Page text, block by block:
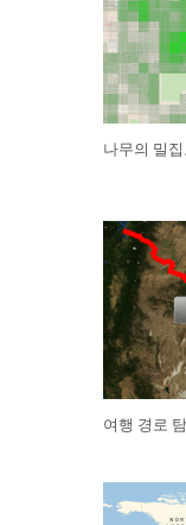
나무의 밀
여행 경로